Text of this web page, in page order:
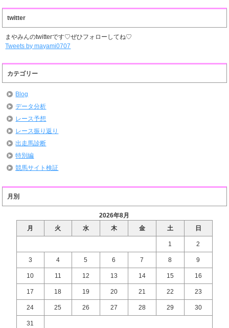
twitter
まやみんのtwitterです♡ぜひフォローしてね♡
Tweets by mayami0707
カテゴリー
Blog
データ分析
レース予想
レース振り返り
出走馬診断
特別編
競馬サイト検証
月別
2026年8月
月
火 水 木 金 土 日
1 2
3 4 5 6 7 8 9
10 11 12 13 14 15 16
17 18 19 20 21 22 23
24 25 26 27 28 29 30
31